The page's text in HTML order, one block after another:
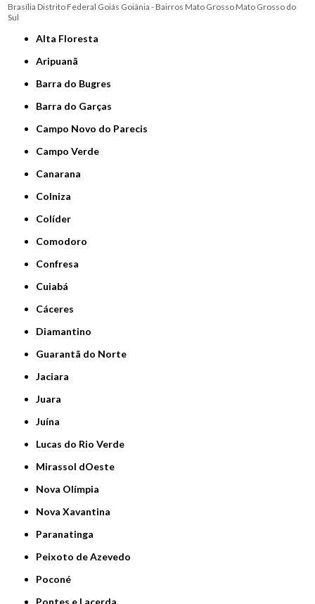
Brasília Distrito Federal Goiás Goiânia - Bairros Mato Grosso Mato Grosso do
Sul
Alta Floresta
Aripuanã
Barra do Bugres
Barra do Garças
Campo Novo do Parecis
Campo Verde
Canarana
Colniza
Colíder
Comodoro
Confresa
Cuiabá
Cáceres
Diamantino
Guarantã do Norte
Jaciara
Juara
Juína
Lucas do Rio Verde
Mirassol dOeste
Nova Olímpia
Nova Xavantina
Paranatinga
Peixoto de Azevedo
Poconé
Pontes e Lacerda